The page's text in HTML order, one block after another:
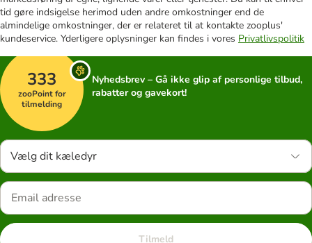
tid gøre indsigelse herimod uden andre omkostninger end de
almindelige omkostninger, der er relateret til at kontakte zooplus'
kundeservice. Yderligere oplysninger kan findes i vores Privatlivspolitik
333
zooPoint for
tilmelding
Nyhedsbrev – Gå ikke glip af personlige tilbud,
rabatter og gavekort!
Vælg dit kæledyr
Tilmeld